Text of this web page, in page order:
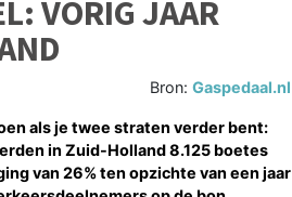
VORIG JAAR
Bron:Gaspedaal.nl
als je twee straten verder bent:
in Zuid-Holland 8.125 boetes
van 26% ten opzichte van een jaar